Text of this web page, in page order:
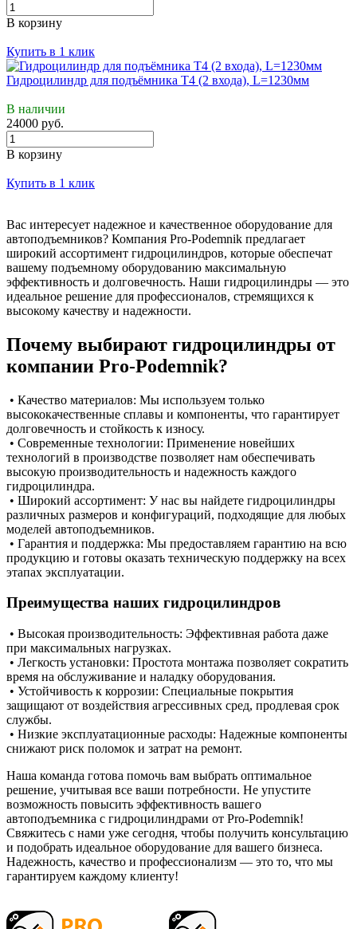
В корзину
Купить в 1 клик
Гидроцилиндр для подъёмника Т4 (2 входа), L=1230мм
В наличии
24000 руб.
В корзину
Купить в 1 клик
Вас интересует надежное и качественное оборудование для
автоподъемников? Компания Pro-Podemnik предлагает
широкий ассортимент гидроцилиндров, которые обеспечат
вашему подъемному оборудованию максимальную
эффективность и долговечность. Наши гидроцилиндры — это
идеальное решение для профессионалов, стремящихся к
высокому качеству и надежности.
Почему выбирают гидроцилиндры от
компании Pro-Podemnik?
• Качество материалов: Мы используем только
высококачественные сплавы и компоненты, что гарантирует
долговечность и стойкость к износу.
• Современные технологии: Применение новейших
технологий в производстве позволяет нам обеспечивать
высокую производительность и надежность каждого
гидроцилиндра.
• Широкий ассортимент: У нас вы найдете гидроцилиндры
различных размеров и конфигураций, подходящие для любых
моделей автоподъемников.
• Гарантия и поддержка: Мы предоставляем гарантию на всю
продукцию и готовы оказать техническую поддержку на всех
этапах эксплуатации.
Преимущества наших гидроцилиндров
• Высокая производительность: Эффективная работа даже
при максимальных нагрузках.
• Легкость установки: Простота монтажа позволяет сократить
время на обслуживание и наладку оборудования.
• Устойчивость к коррозии: Специальные покрытия
защищают от воздействия агрессивных сред, продлевая срок
службы.
• Низкие эксплуатационные расходы: Надежные компоненты
снижают риск поломок и затрат на ремонт.
Наша команда готова помочь вам выбрать оптимальное
решение, учитывая все ваши потребности. Не упустите
возможность повысить эффективность вашего
автоподъемника с гидроцилиндрами от Pro-Podemnik!
Свяжитесь с нами уже сегодня, чтобы получить консультацию
и подобрать идеальное оборудование для вашего бизнеса.
Надежность, качество и профессионализм — это то, что мы
гарантируем каждому клиенту!